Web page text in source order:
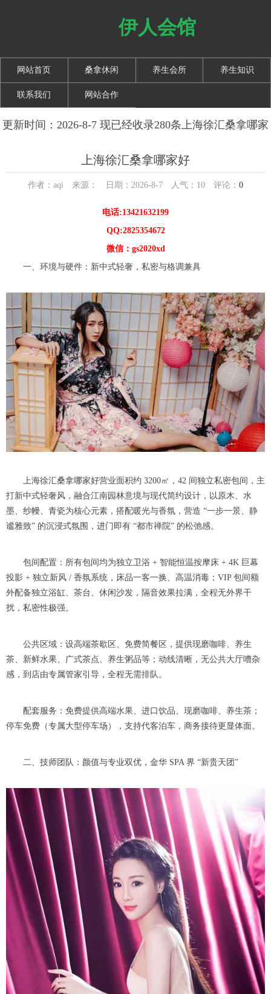
伊人会馆
网站首页 桑拿休闲 养生会所 养生知识
联系我们 网站合作
更新时间：2026-8-7 现已经收录280条上海徐汇桑拿哪家
上海徐汇桑拿哪家好
作者：aqi 来源： 日期：2026-8-7 人气： 10 评论： 0
电话:13421632199
QQ:2825354672
微信：gs2020xd
一、环境与硬件：新中式轻奢，私密与格调兼具
上海徐汇桑拿哪家好营业面积约 3200㎡，42 间独立私密包间，主
打新中式轻奢风，融合江南园林意境与现代简约设计，以原木、水
墨、纱幔、青瓷为核心元素，搭配暖光与香氛，营造 “一步一景、静
谧雅致” 的沉浸式氛围，进门即有 “都市禅院” 的松弛感。
包间配置：所有包间均为独立卫浴 + 智能恒温按摩床 + 4K 巨幕
投影 + 独立新风 / 香氛系统，床品一客一换、高温消毒；VIP 包间额
外配备独立浴缸、茶台、休闲沙发，隔音效果拉满，全程无外界干
扰，私密性极强。
公共区域：设高端茶歇区、免费简餐区，提供现磨咖啡、养生
茶、新鲜水果、广式茶点、养生粥品等；动线清晰，无公共大厅嘈杂
感，到店由专属管家引导，全程无需排队。
配套服务：免费提供高端水果、进口饮品、现磨咖啡、养生茶；
停车免费（专属大型停车场），支持代客泊车，商务接待更显体面。
二、技师团队：颜值与专业双优，金华 SPA 界 “新贵天团”